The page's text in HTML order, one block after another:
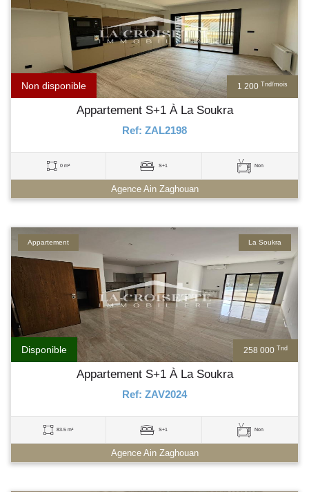
1 200 Tnd/mois
Non disponible
Appartement S+1 À La Soukra
Ref: ZAL2198
0 m² S+1 Non
Agence Ain Zaghouan
258 000 Tnd
Disponible
La Soukra
Appartement
Appartement S+1 À La Soukra
Ref: ZAV2024
83.5 m² S+1 Non
Agence Ain Zaghouan